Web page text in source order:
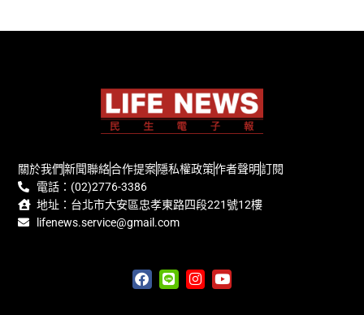
關於我們新聞聯絡合作提案隱私權政策作者聲明訂閱
電話：(02)2776-3386
地址：台北市大安區忠孝東路四段221號12樓
lifenews.service@gmail.com